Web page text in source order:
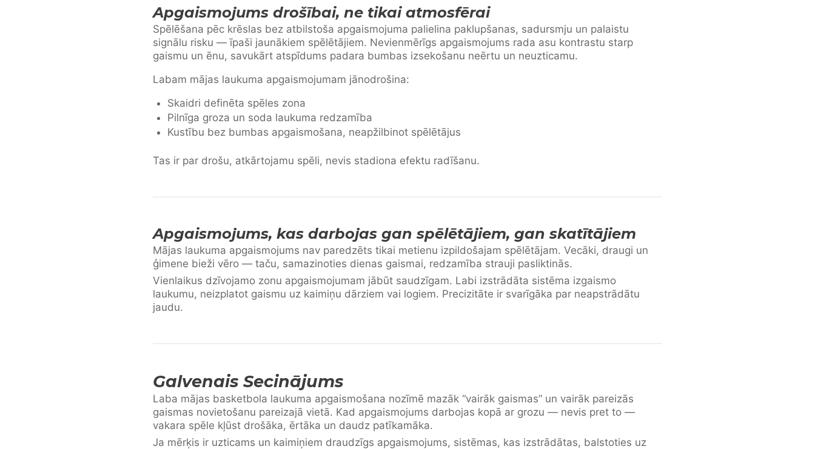
Apgaismojums drošībai, ne tikai atmosfērai
Spēlēšana pēc krēslas bez atbilstoša apgaismojuma palielina paklupšanas, sadursmju un palaistu
signālu risku — īpaši jaunākiem spēlētājiem. Nevienmērīgs apgaismojums rada asu kontrastu starp
gaismu un ēnu, savukārt atspīdums padara bumbas izsekošanu neērtu un neuzticamu.
Labam mājas laukuma apgaismojumam jānodrošina:
Skaidri definēta spēles zona
Pilnīga groza un soda laukuma redzamība
Kustību bez bumbas apgaismošana, neapžilbinot spēlētājus
Tas ir par drošu, atkārtojamu spēli, nevis stadiona efektu radīšanu.
Apgaismojums, kas darbojas gan spēlētājiem, gan skatītājiem
Mājas laukuma apgaismojums nav paredzēts tikai metienu izpildošajam spēlētājam. Vecāki, draugi un
ģimene bieži vēro — taču, samazinoties dienas gaismai, redzamība strauji pasliktinās.
Vienlaikus dzīvojamo zonu apgaismojumam jābūt saudzīgam. Labi izstrādāta sistēma izgaismo
laukumu, neizplatot gaismu uz kaimiņu dārziem vai logiem. Precizitāte ir svarīgāka par neapstrādātu
jaudu.
Galvenais Secinājums
Laba mājas basketbola laukuma apgaismošana nozīmē mazāk “vairāk gaismas” un vairāk pareizās
gaismas novietošanu pareizajā vietā. Kad apgaismojums darbojas kopā ar grozu — nevis pret to —
vakara spēle kļūst drošāka, ērtāka un daudz patīkamāka.
Ja mērķis ir uzticams un kaimiņiem draudzīgs apgaismojums, sistēmas, kas izstrādātas, balstoties uz